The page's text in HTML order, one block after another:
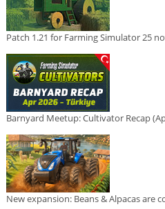
Patch 1.21 for Farming Simulator 25
Barnyard Meetup: Cultivator Recap
New expansion: Beans & Alpacas are